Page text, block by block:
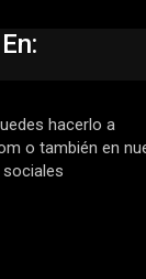
hacerlo a
o también en